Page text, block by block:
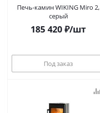
Печь-камин WIKING Miro 2,
серый
185 420 ₽/шт
Под заказ